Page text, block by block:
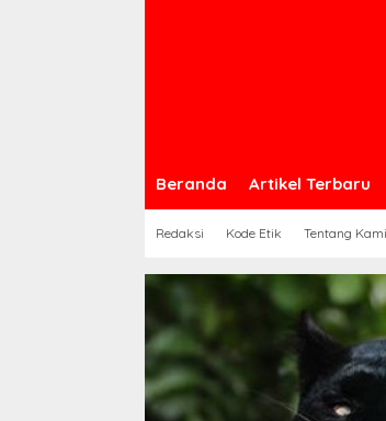
Beranda Artikel Terbaru
Redaksi Kode Etik Tentang Kami